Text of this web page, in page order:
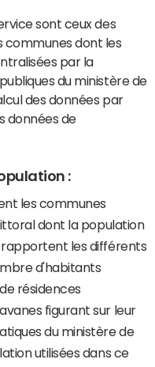
sont ceux des
communes dont les
par la
du ministère de
des données par
données de
:
les communes
dont la population
les différents
d'habitants
résidences
figurant sur leur
du ministère de
utilisées dans ce